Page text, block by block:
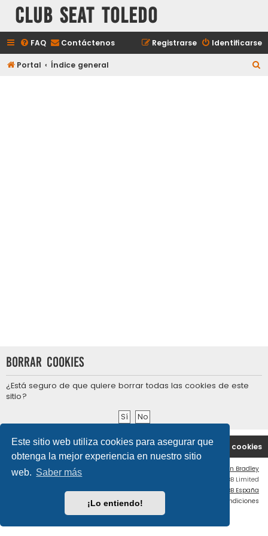
Este sitio web utiliza cookies para asegurar que
obtenga la mejor experiencia en nuestro sitio
web. Saber más
¡Lo entiendo!
Club Seat Toledo
FAQ Contáctenos Identificarse
Registrarse
Portal Índice general
Borrar cookies
¿Está seguro de que quiere borrar todas las cookies de este
sitio?
Portal Índice general Borrar cookies
Contáctenos
Ian Bradley
Desarrollado por
® Forum Software © phpBB Limited
Traducción al español por
phpBB España
Condiciones